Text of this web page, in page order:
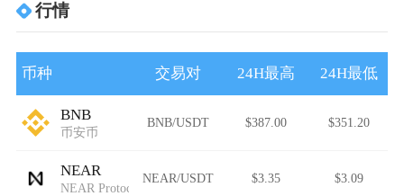
行情
币种 交易对 24H最高 24H最低
BNB
币安币
BNB/USDT $387.00 $351.20
NEAR
NEAR Protocol
NEAR/USDT $3.35 $3.09